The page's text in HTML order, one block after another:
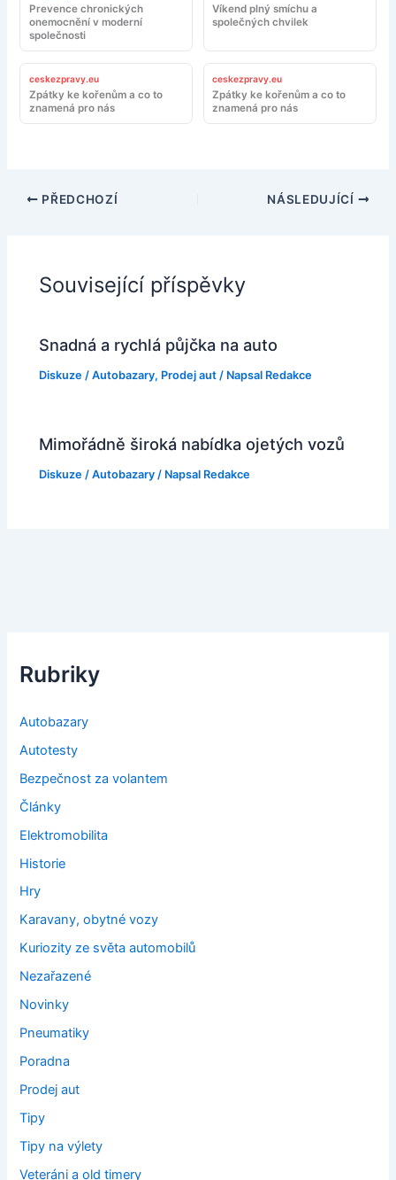
Prevence chronických
onemocnění v moderní
společnosti
Víkend plný smíchu a
společných chvilek
ceskezpravy.eu
Zpátky ke kořenům a co to
znamená pro nás
ceskezpravy.eu
Zpátky ke kořenům a co to
znamená pro nás
PŘEDCHOZÍ NÁSLEDUJÍCÍ
Související příspěvky
Snadná a rychlá půjčka na auto
Diskuze /Autobazary, Prodej aut / Napsal Redakce
Mimořádně široká nabídka ojetých vozů
Diskuze /Autobazary / Napsal Redakce
Rubriky
Autobazary
Autotesty
Bezpečnost za volantem
Články
Elektromobilita
Historie
Hry
Karavany, obytné vozy
Kuriozity ze světa automobilů
Nezařazené
Novinky
Pneumatiky
Poradna
Prodej aut
Tipy
Tipy na výlety
Veteráni a old timery